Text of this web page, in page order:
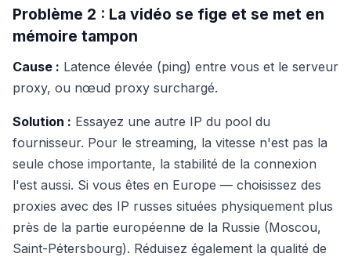
Problème 2 : La vidéo se fige et se met en
mémoire tampon
Cause : Latence élevée (ping) entre vous et le serveur
proxy, ou nœud proxy surchargé.
Solution : Essayez une autre IP du pool du
fournisseur. Pour le streaming, la vitesse n'est pas la
seule chose importante, la stabilité de la connexion
l'est aussi. Si vous êtes en Europe — choisissez des
proxies avec des IP russes situées physiquement plus
près de la partie européenne de la Russie (Moscou,
Saint-Pétersbourg). Réduisez également la qualité de